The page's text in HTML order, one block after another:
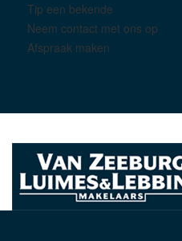
Tip een bekende
Neem contact met ons op
Afspraak maken